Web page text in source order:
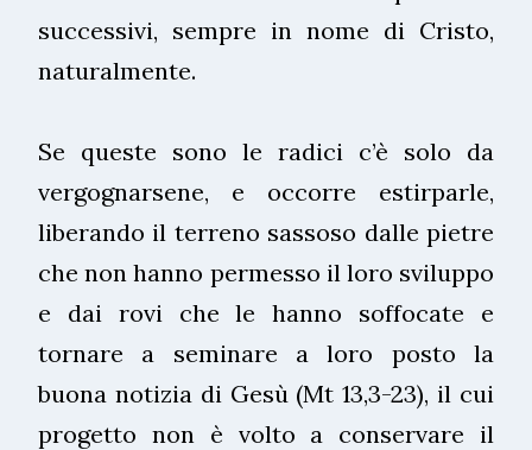
successivi, sempre in nome di Cristo,
naturalmente.
Se queste sono le radici c’è solo da
vergognarsene, e occorre estirparle,
liberando il terreno sassoso dalle pietre
che non hanno permesso il loro sviluppo
e dai rovi che le hanno soffocate e
tornare a seminare a loro posto la
buona notizia di Gesù (Mt 13,3-23), il cui
progetto non è volto a conservare il